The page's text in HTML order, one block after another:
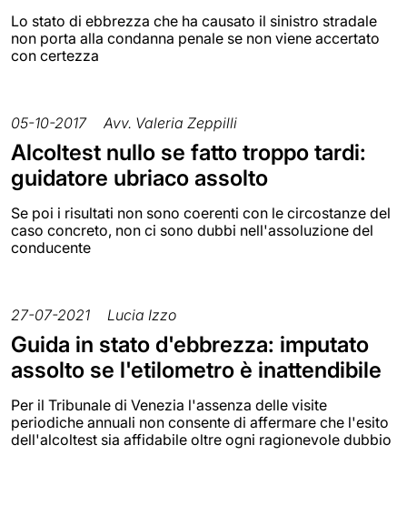
Lo stato di ebbrezza che ha causato il sinistro stradale
non porta alla condanna penale se non viene accertato
con certezza
05-10-2017 Avv. Valeria Zeppilli
Alcoltest nullo se fatto troppo tardi:
guidatore ubriaco assolto
Se poi i risultati non sono coerenti con le circostanze del
caso concreto, non ci sono dubbi nell'assoluzione del
conducente
27-07-2021 Lucia Izzo
Guida in stato d'ebbrezza: imputato
assolto se l'etilometro è inattendibile
Per il Tribunale di Venezia l'assenza delle visite
periodiche annuali non consente di affermare che l'esito
dell'alcoltest sia affidabile oltre ogni ragionevole dubbio